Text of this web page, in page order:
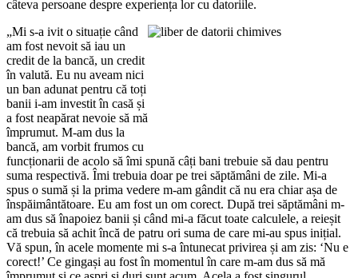
câteva persoane despre experiența lor cu datoriile.
„Mi s-a ivit o situație când
am fost nevoit să iau un
credit de la bancă, un credit
în valută. Eu nu aveam nici
un ban adunat pentru că toți
banii i-am investit în casă și
a fost neapărat nevoie să mă
împrumut. M-am dus la
bancă, am vorbit frumos cu
funcționarii de acolo să îmi spună câți bani trebuie să dau pentru
suma respectivă. Îmi trebuia doar pe trei săptămâni de zile. Mi-a
spus o sumă și la prima vedere m-am gândit că nu era chiar așa de
înspăimântătoare. Eu am fost un om corect. După trei săptămâni m-
am dus să înapoiez banii și când mi-a făcut toate calculele, a reieșit
că trebuia să achit încă de patru ori suma de care mi-au spus inițial.
Vă spun, în acele momente mi s-a întunecat privirea și am zis: ‘Nu e
corect!’ Ce gingași au fost în momentul în care m-am dus să mă